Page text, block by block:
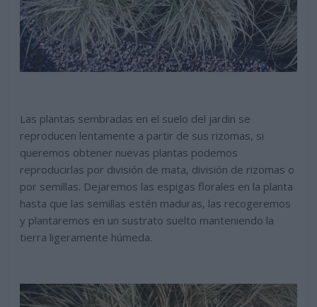
Las plantas sembradas en el suelo del jardin se
reproducen lentamente a partir de sus rizomas, si
queremos obtener nuevas plantas podemos
reproducirlas por división de mata, división de rizomas o
por semillas. Dejaremos las espigas florales en la planta
hasta que las semillas estén maduras, las recogeremos
y plantaremos en un sustrato suelto manteniendo la
tierra ligeramente húmeda.